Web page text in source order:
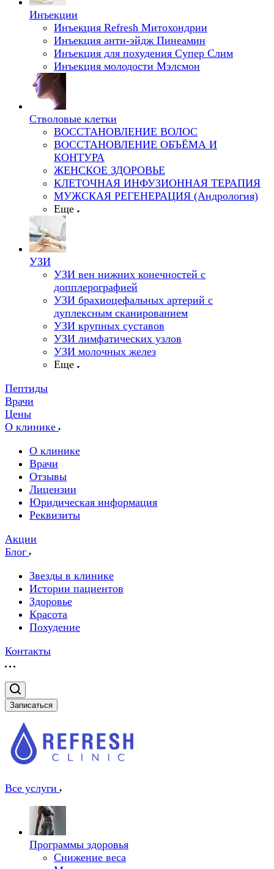
Инъекции
Инъекция Refresh Митохондрии
Инъекция анти-эйдж Пинеамин
Инъекция для похудения Супер Слим
Инъекция молодости Мэлсмон
Стволовые клетки
ВОССТАНОВЛЕНИЕ ВОЛОС
ВОССТАНОВЛЕНИЕ ОБЪЁМА И
КОНТУРА
ЖЕНСКОЕ ЗДОРОВЬЕ
КЛЕТОЧНАЯ ИНФУЗИОННАЯ ТЕРАПИЯ
МУЖСКАЯ РЕГЕНЕРАЦИЯ (Андрология)
Еще
УЗИ
УЗИ вен нижних конечностей с
допплерографией
УЗИ брахиоцефальных артерий с
дуплексным сканированием
УЗИ крупных суставов
УЗИ лимфатических узлов
УЗИ молочных желез
Еще
Пептиды
Врачи
Цены
О клинике
О клинике
Врачи
Отзывы
Лицензии
Юридическая информация
Реквизиты
Акции
Блог
Звезды в клинике
Истории пациентов
Здоровье
Красота
Похудение
Контакты
Записаться
Все услуги
Программы здоровья
Снижение веса